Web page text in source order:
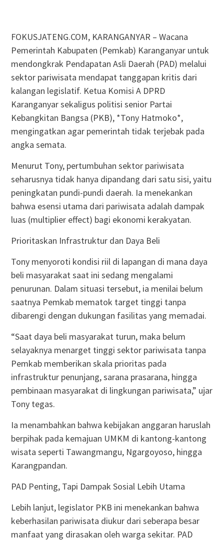
FOKUSJATENG.COM, KARANGANYAR – Wacana
Pemerintah Kabupaten (Pemkab) Karanganyar untuk
mendongkrak Pendapatan Asli Daerah (PAD) melalui
sektor pariwisata mendapat tanggapan kritis dari
kalangan legislatif. Ketua Komisi A DPRD
Karanganyar sekaligus politisi senior Partai
Kebangkitan Bangsa (PKB), *Tony Hatmoko*,
mengingatkan agar pemerintah tidak terjebak pada
angka semata.
Menurut Tony, pertumbuhan sektor pariwisata
seharusnya tidak hanya dipandang dari satu sisi, yaitu
peningkatan pundi-pundi daerah. Ia menekankan
bahwa esensi utama dari pariwisata adalah dampak
luas (multiplier effect) bagi ekonomi kerakyatan.
Prioritaskan Infrastruktur dan Daya Beli
Tony menyoroti kondisi riil di lapangan di mana daya
beli masyarakat saat ini sedang mengalami
penurunan. Dalam situasi tersebut, ia menilai belum
saatnya Pemkab mematok target tinggi tanpa
dibarengi dengan dukungan fasilitas yang memadai.
“Saat daya beli masyarakat turun, maka belum
selayaknya menarget tinggi sektor pariwisata tanpa
Pemkab memberikan skala prioritas pada
infrastruktur penunjang, sarana prasarana, hingga
pembinaan masyarakat di lingkungan pariwisata,” ujar
Tony tegas.
Ia menambahkan bahwa kebijakan anggaran haruslah
berpihak pada kemajuan UMKM di kantong-kantong
wisata seperti Tawangmangu, Ngargoyoso, hingga
Karangpandan.
PAD Penting, Tapi Dampak Sosial Lebih Utama
Lebih lanjut, legislator PKB ini menekankan bahwa
keberhasilan pariwisata diukur dari seberapa besar
manfaat yang dirasakan oleh warga sekitar. PAD